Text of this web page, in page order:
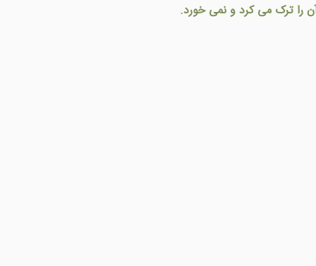
را ترک می کرد و نمی خورد.